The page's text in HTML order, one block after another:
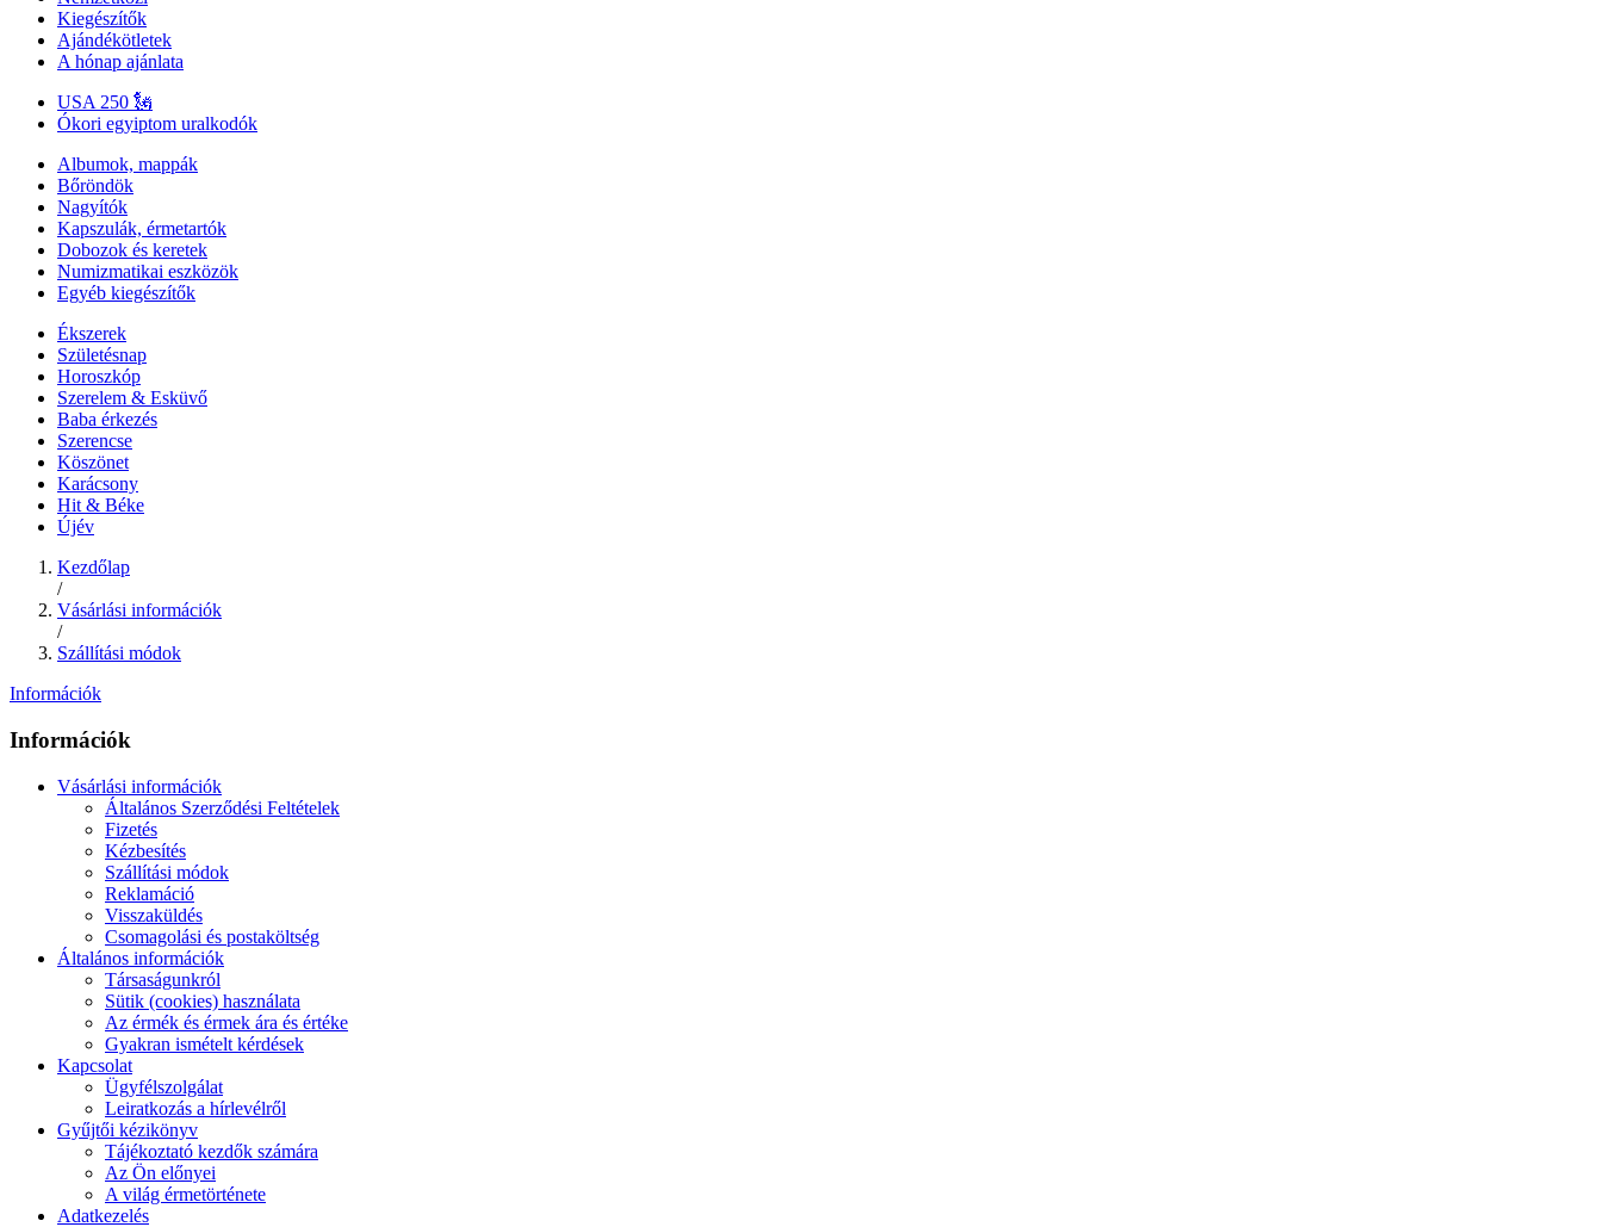
Kiegészítők
Ajándékötletek
A hónap ajánlata
USA 250 🗽
Ókori egyiptom uralkodók
Albumok, mappák
Bőröndök
Nagyítók
Kapszulák, érmetartók
Dobozok és keretek
Numizmatikai eszközök
Egyéb kiegészítők
Ékszerek
Születésnap
Horoszkóp
Szerelem & Esküvő
Baba érkezés
Szerencse
Köszönet
Karácsony
Hit & Béke
Újév
Kezdőlap
/
Vásárlási információk
/
Szállítási módok
Információk
Információk
Vásárlási információk
Általános Szerződési Feltételek
Fizetés
Kézbesítés
Szállítási módok
Reklamáció
Visszaküldés
Csomagolási és postaköltség
Általános információk
Társaságunkról
Sütik (cookies) használata
Az érmék és érmek ára és értéke
Gyakran ismételt kérdések
Kapcsolat
Ügyfélszolgálat
Leiratkozás a hírlevélről
Gyűjtői kézikönyv
Tájékoztató kezdők számára
Az Ön előnyei
A világ érmetörténete
Adatkezelés